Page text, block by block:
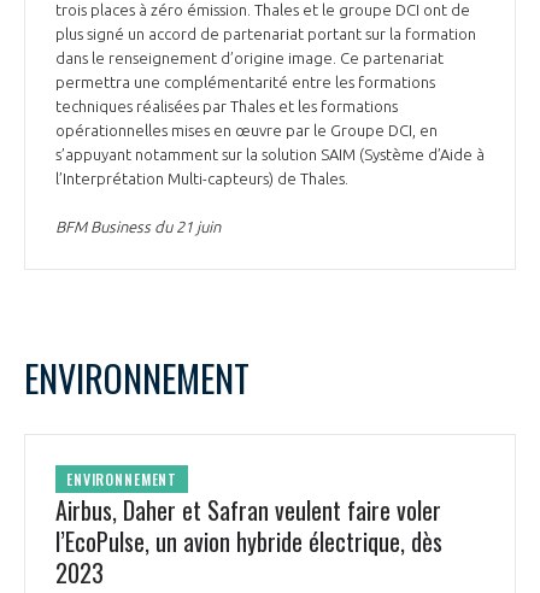
trois places à zéro émission. Thales et le groupe DCI ont de
plus signé un accord de partenariat portant sur la formation
dans le renseignement d’origine image. Ce partenariat
permettra une complémentarité entre les formations
techniques réalisées par Thales et les formations
opérationnelles mises en œuvre par le Groupe DCI, en
s’appuyant notamment sur la solution SAIM (Système d’Aide à
l’Interprétation Multi-capteurs) de Thales.
BFM Business du 21 juin
ENVIRONNEMENT
ENVIRONNEMENT
Airbus, Daher et Safran veulent faire voler
l’EcoPulse, un avion hybride électrique, dès
2023